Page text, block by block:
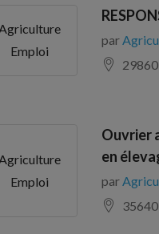
Emploi
par
Agriculture
Emploi
Ouvrier
en
par